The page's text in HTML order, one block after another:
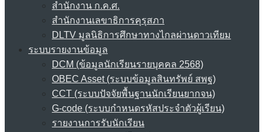
สำนักงาน ก.ค.ศ.
สำนักงานเลขาธิการคุรุสภา
DLTV มูลนิธิการศึกษาทางไกลผ่านดาวเทียม
ระบบรายงานข้อมูล
DCM (ข้อมูลนักเรียนรายบุคคล 2568)
OBEC Asset (ระบบข้อมูลสินทรัพย์ สพฐ)
CCT (ระบบปัจจัยพื้นฐานนักเรียนยากจน)
G-code (ระบบกำหนดรหัสประจำตัวผู้เรียน)
รายงานการรับนักเรียน